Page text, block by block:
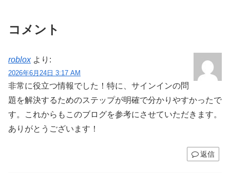
コメント
roblox より:
2026年6月24日 3:17 AM
非常に役立つ情報でした！特に、サインインの問
題を解決するためのステップが明確で分かりやすかったで
す。これからもこのブログを参考にさせていただきます。
ありがとうございます！
返信